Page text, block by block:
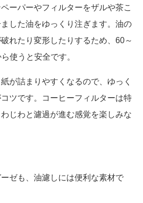
ーパーやフィルターをザルや茶こ
した油をゆっくり注ぎます。油の
れたり変形したりするため、60～
使うと安全です。
が詰まりやすくなるので、ゆっく
ツです。コーヒーフィルターは特
じわと濾過が進む感覚を楽しみな
ゼも、油濾しには便利な素材で